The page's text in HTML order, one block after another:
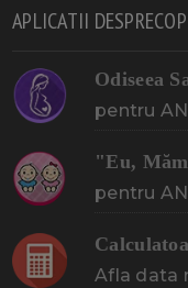
APLICATII
Odiseea
pentru
"Eu,
pentru
Afla data